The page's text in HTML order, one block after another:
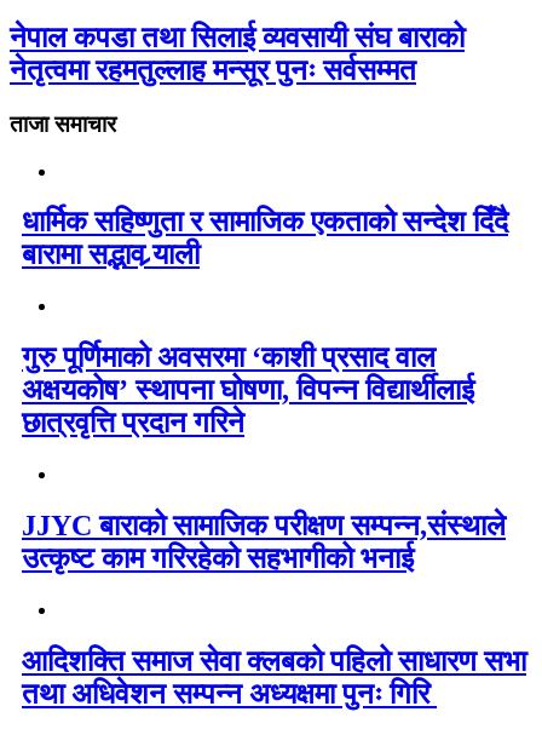
नेपाल कपडा तथा सिलाई व्यवसायी संघ बाराको
नेतृत्वमा रहमतुल्लाह मन्सूर पुनः सर्वसम्मत
ताजा समाचार
धार्मिक सहिष्णुता र सामाजिक एकताको सन्देश दिँदै
बारामा सद्भाव र्‍याली
गुरु पूर्णिमाको अवसरमा ‘काशी प्रसाद वाल
अक्षयकोष’ स्थापना घोषणा, विपन्न विद्यार्थीलाई
छात्रवृत्ति प्रदान गरिने
JJYC बाराको सामाजिक परीक्षण सम्पन्न,संस्थाले
उत्कृष्ट काम गरिरहेको सहभागीको भनाई
आदिशक्ति समाज सेवा क्लबको पहिलो साधारण सभा
तथा अधिवेशन सम्पन्न अध्यक्षमा पुनः गिरि